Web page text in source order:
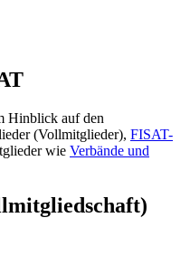
Hinblick auf den
(Vollmitglieder), FISAT-
wie Verbände und